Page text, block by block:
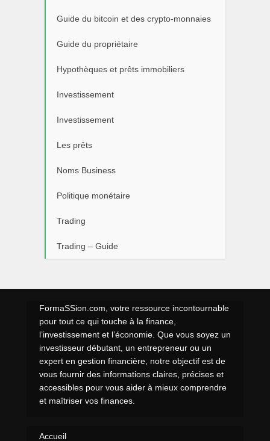
Guide du bitcoin et des crypto-monnaies
Guide du propriétaire
Hypothèques et prêts immobiliers
Investissement
Investissement
Les prêts
Noms Business
Politique monétaire
Trading
Trading – Guide
FormaSSion.com, votre ressource incontournable
pour tout ce qui touche à la finance,
l’investissement et l’économie. Que vous soyez un
investisseur débutant, un entrepreneur ou un
expert en gestion financière, notre objectif est de
vous fournir des informations claires, précises et
accessibles pour vous aider à mieux comprendre
et maîtriser vos finances.
Accueil